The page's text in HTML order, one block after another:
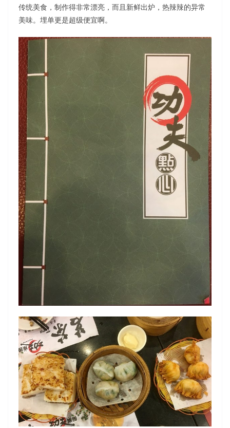
传统美食，制作得非常漂亮，而且新鲜出炉，热辣辣的异常
美味。埋单更是超级便宜啊。